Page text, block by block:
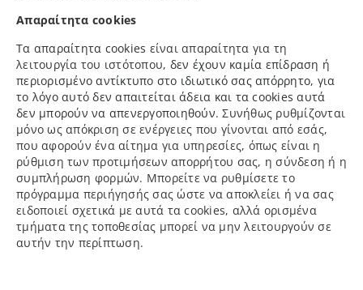
Απαραίτητα cookies
Τα απαραίτητα cookies είναι απαραίτητα για τη
λειτουργία του ιστότοπου, δεν έχουν καμία επίδραση ή
περιορισμένο αντίκτυπο στο ιδιωτικό σας απόρρητο, για
το λόγο αυτό δεν απαιτείται άδεια και τα cookies αυτά
δεν μπορούν να απενεργοποιηθούν. Συνήθως ρυθμίζονται
μόνο ως απόκριση σε ενέργειες που γίνονται από εσάς,
που αφορούν ένα αίτημα για υπηρεσίες, όπως είναι η
ρύθμιση των προτιμήσεων απορρήτου σας, η σύνδεση ή η
συμπλήρωση φορμών. Μπορείτε να ρυθμίσετε το
πρόγραμμα περιήγησής σας ώστε να αποκλείει ή να σας
ειδοποιεί σχετικά με αυτά τα cookies, αλλά ορισμένα
τμήματα της τοποθεσίας μπορεί να μην λειτουργούν σε
αυτήν την περίπτωση.